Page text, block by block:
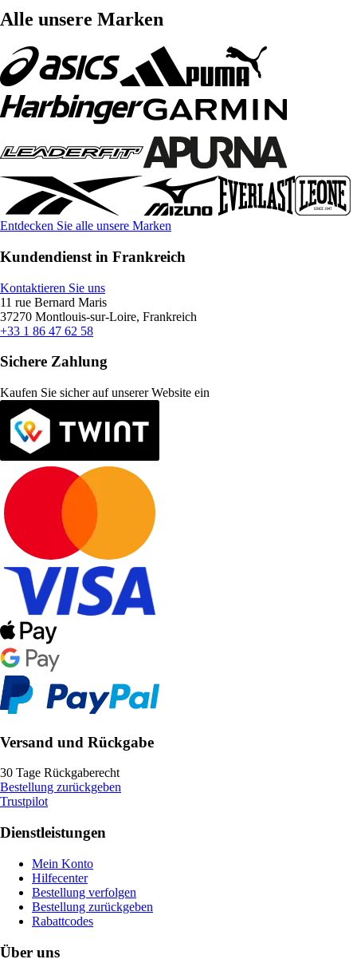
Alle unsere Marken
Entdecken Sie alle unsere Marken
Kundendienst in Frankreich
Kontaktieren Sie uns
11 rue Bernard Maris
37270 Montlouis-sur-Loire, Frankreich
+33 1 86 47 62 58
Sichere Zahlung
Kaufen Sie sicher auf unserer Website ein
Versand und Rückgabe
30 Tage Rückgaberecht
Bestellung zurückgeben
Trustpilot
Dienstleistungen
Mein Konto
Hilfecenter
Bestellung verfolgen
Bestellung zurückgeben
Rabattcodes
Über uns